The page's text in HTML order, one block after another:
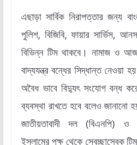
এছাড়া সার্বিক নিরাপত্তার জন্য
পুলিশ, বিজিবি, ফায়ার সার্ভিস,
বিভিন্ন টিম থাকবে। নামাজ ও
বাদ্যযন্ত্র বন্ধের সিদ্ধান্ত নেওয়া
অবৈধ ভাবে বিদ্যুৎ সংযোগ বন্ধ করে
ব্যবস্থা রাখতে হবে বলেও জানানো
জাতীয়তাবাদী দল (বিএনপি) ও
ইসলামের পক্ষ থেকে স্বেচ্ছাসেবক